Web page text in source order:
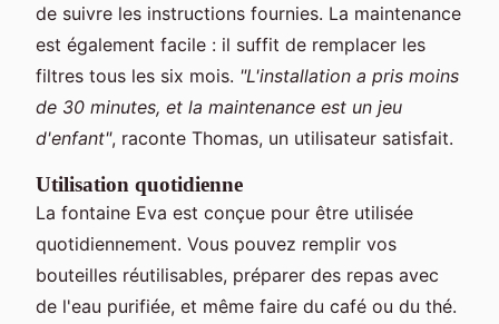
de suivre les instructions fournies. La maintenance
est également facile : il suffit de remplacer les
filtres tous les six mois. "L'installation a pris moins
de 30 minutes, et la maintenance est un jeu
d'enfant", raconte Thomas, un utilisateur satisfait.
Utilisation quotidienne
La fontaine Eva est conçue pour être utilisée
quotidiennement. Vous pouvez remplir vos
bouteilles réutilisables, préparer des repas avec
de l'eau purifiée, et même faire du café ou du thé.